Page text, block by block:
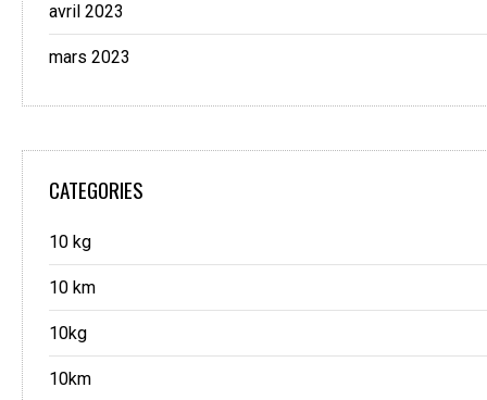
avril 2023
mars 2023
CATEGORIES
10 kg
10 km
10kg
10km